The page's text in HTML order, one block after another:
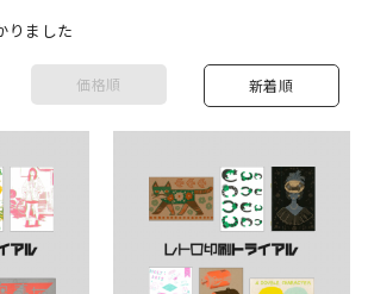
りました
価格順 新着順